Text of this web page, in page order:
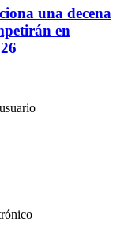
una decena
en